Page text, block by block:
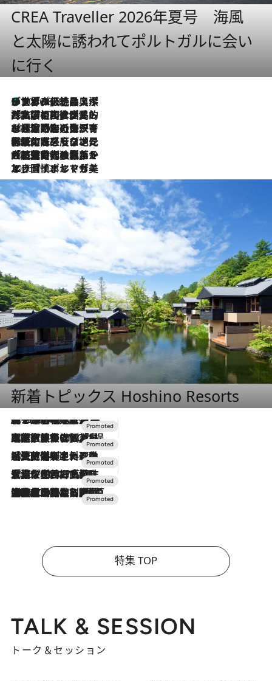
CREA Traveller 2026年夏号 海風
と太陽に誘われてポルトガルに会い
に行く
2026.8.8
リスボンの絶品スイーツ「パステル・デ・ナタ」とは？ポルトガル伝統の奥深い世界へ
2026.7.27
「私の祖国はポルトガル語です」国民的詩人フェルナンド・ペソアと、彼が愛した文学の街を歩く
2026.7.26
ポルトガル近海が育む極上の海の幸。キリリと冷えた白ワインと愉しむ、シーフード専門店の贅沢
2026.7.22
伝統の味をモダンに昇華。高感度な地元客が集う、リスボンの最旬ガストロノミー
2026.7.21
大航海時代の栄華から、震災、独裁、そして革命へ。ポルトガル・首都リスボンの石畳に刻まれた「歴史の光と影」
2026.7.13
エッセイ・ヤマザキマリ「慎ましくも美しき国 ポルトガル」
新着トピックス Hoshino Resorts
2026.8.7
【トンボの足水浴】ヒノキの香りに包まれて涼感マックス！約13℃の湧水かけ流しを避暑地「星野温泉 トンボの湯」で体験
2026.7.31
【ホテル帰省】という選択肢をOMOが提案。家族とほどよい距離を保つには「昼は実家、夜は気兼ねなくホテルで！」
2026.7.24
【夏限定ディナーコース】旬を迎える稚鮎や花ズッキーニなどをイタリア・トスカーナの郷土料理の手法で満喫！
2026.7.17
「土佐和ハーブかき氷」がOMO7高知に登場！生姜、山椒、大葉など目にも舌にも涼を呼ぶ郷土の味
2026.7.10
NEW OPEN！【界 草津】名湯の地に誕生。趣の異なる2種の温泉と上州ならではの会席・蕎麦割烹など美食を味わう究極の癒やし旅
特集 TOP
TALK & SESSION
トーク＆セッション